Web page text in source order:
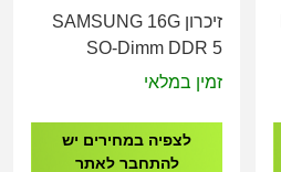
זיכרון SAMSUNG 16G
SO-Dimm DDR 5
56000MHZ 1.1V
זמין במלאי
לצפיה במחירים יש
להתחבר לאתר